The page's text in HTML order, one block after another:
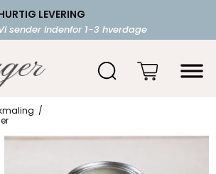
LEVERING
sender indenfor 1-3 hverdage
FRI FRAGT OVER 599.-
Starter fra 39,-
/